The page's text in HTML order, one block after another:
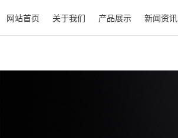
网站首页 关于我们 产品展示 新闻资讯